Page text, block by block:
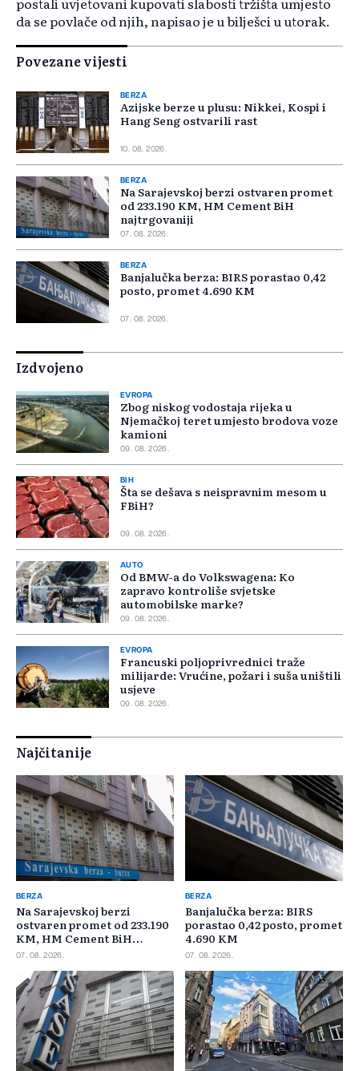
da se povlače od njih, napisao je u bilješci u utorak.
Povezane vijesti
BERZA
Azijske berze u plusu: Nikkei, Kospi i
Hang Seng ostvarili rast
10. 08. 2026.
BERZA
Na Sarajevskoj berzi ostvaren promet
od 233.190 KM, HM Cement BiH
najtrgovaniji
07. 08. 2026.
BERZA
Banjalučka berza: BIRS porastao 0,42
posto, promet 4.690 KM
07. 08. 2026.
Izdvojeno
EVROPA
Zbog niskog vodostaja rijeka u
Njemačkoj teret umjesto brodova voze
kamioni
09. 08. 2026.
BIH
Šta se dešava s neispravnim mesom u
FBiH?
09. 08. 2026.
AUTO
Od BMW-a do Volkswagena: Ko
zapravo kontroliše svjetske
automobilske marke?
09. 08. 2026.
EVROPA
Francuski poljoprivrednici traže
milijarde: Vrućine, požari i suša uništili
usjeve
09. 08. 2026.
Najčitanije
BERZA
Na Sarajevskoj berzi
ostvaren promet od 233.190
KM, HM Cement BiH
najtrgovaniji
07. 08. 2026.
BERZA
Banjalučka berza: BIRS
porastao 0,42 posto, promet
4.690 KM
07. 08. 2026.